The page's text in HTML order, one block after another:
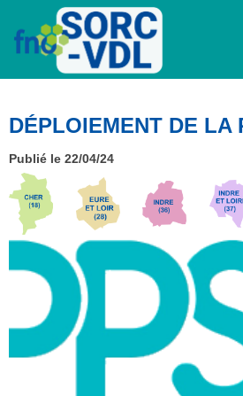
DÉPLOIEMENT DE LA
Publié le 22/04/24